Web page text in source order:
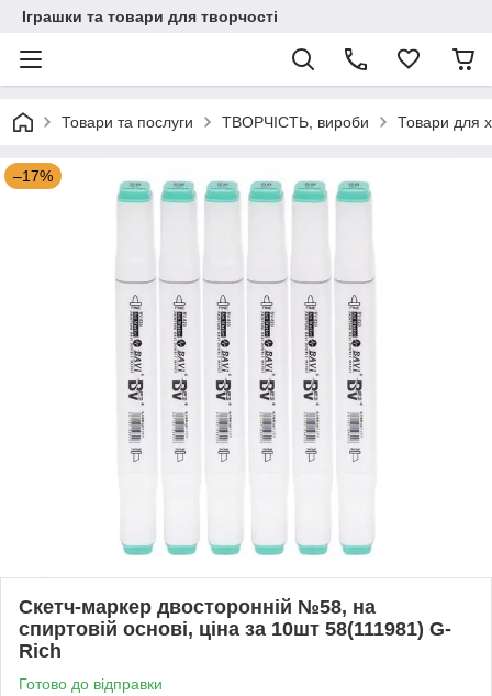
Іграшки та товари для творчості
Товари та послуги ТВОРЧІСТЬ, вироби Товари для
–17%
Скетч-маркер двосторонній №58, на
спиртовій основі, ціна за 10шт 58(111981) G-
Rich
Готово до відправки